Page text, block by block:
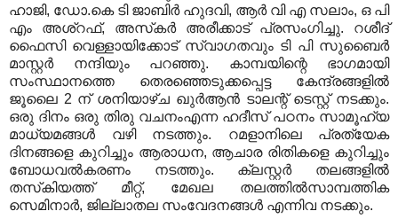
ഹാജി, ഡോ.കെ ടി ജാബിര്‍ ഹുദവി, ആര്‍ വി എ സലാം, ഒ പി
എം അശ്‌റഫ്, അസ്‌കര്‍ അരീക്കാട് പ്രസംഗിച്ചു. റശീദ്
ഫൈസി വെള്ളായിക്കോട് സ്വാഗതവും ടി പി സുബൈര്‍
മാസ്റ്റര്‍ നന്ദിയും പറഞ്ഞു. കാമ്പയിന്റെ ഭാഗമായി
സംസ്ഥാനത്തെ തെരഞ്ഞെടുക്കപ്പെട്ട കേന്ദ്രങ്ങളില്‍
ജൂലൈ 2 ന് ശനിയാഴ്ച ഖുര്‍ആന്‍ ടാലന്റ് ടെസ്റ്റ് നടക്കും.
ഒരു ദിനം ഒരു തിരു വചനംഎന്ന ഹദീസ് പഠനം സാമൂഹ്യ
മാധ്യമങ്ങള്‍ വഴി നടത്തും. റമളാനിലെ പ്രത്യേക
ദിനങ്ങളെ കുറിച്ചും ആരാധന, ആചാര രിതികളെ കുറിച്ചും
ബോധവല്‍കരണം നടത്തും. ക്ലസ്റ്റര്‍ തലങ്ങളില്‍
തസ്‌കിയത്ത് മീറ്റ്, മേഖല തലത്തില്‍സാമ്പത്തിക
സെമിനാര്‍, ജില്ലാതല സംവേദനങ്ങള്‍ എന്നിവ നടക്കും.